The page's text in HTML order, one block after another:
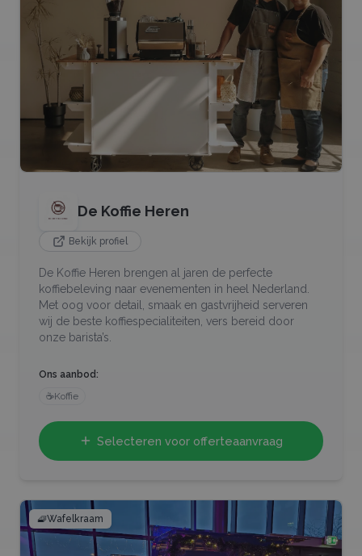
De Koffie Heren
Bekijk profiel
De Koffie Heren brengen al jaren de perfecte
koffiebeleving naar evenementen in heel Nederland.
Met oog voor detail, smaak en gastvrijheid serveren
wij de beste koffiespecialiteiten, vers bereid door
onze barista’s.
Ons aanbod:
☕Koffie
Selecteren voor offerteaanvraag
🧇Wafelkraam